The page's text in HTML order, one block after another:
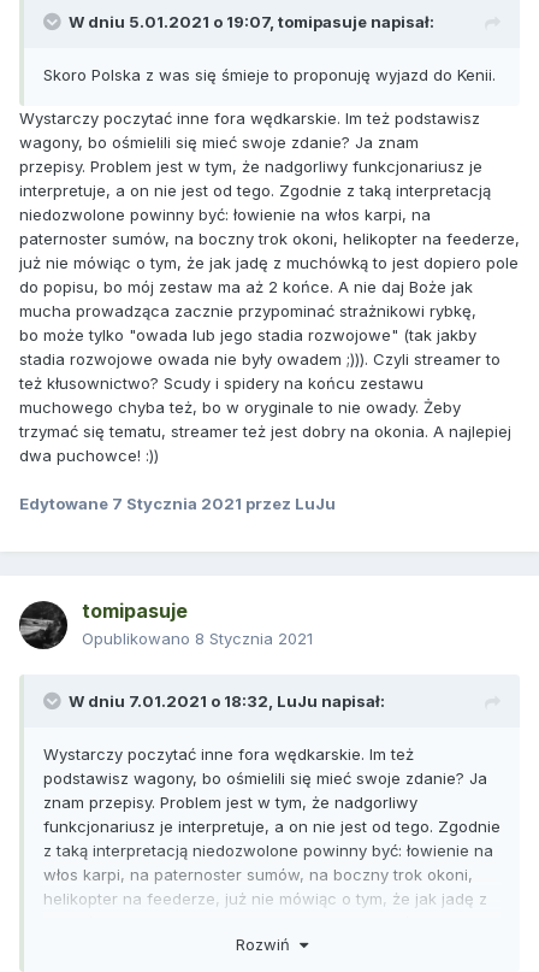
W dniu 5.01.2021 o 19:07, tomipasuje napisał:
Skoro Polska z was się śmieje to proponuję wyjazd do Kenii.
Wystarczy poczytać inne fora wędkarskie. Im też podstawisz
wagony, bo ośmielili się mieć swoje zdanie? Ja znam
przepisy. Problem jest w tym, że nadgorliwy funkcjonariusz je
interpretuje, a on nie jest od tego. Zgodnie z taką interpretacją
niedozwolone powinny być: łowienie na włos karpi, na
paternoster sumów, na boczny trok okoni, helikopter na feederze,
już nie mówiąc o tym, że jak jadę z muchówką to jest dopiero pole
do popisu, bo mój zestaw ma aż 2 końce. A nie daj Boże jak
mucha prowadząca zacznie przypominać strażnikowi rybkę,
bo może tylko "owada lub jego stadia rozwojowe" (tak jakby
stadia rozwojowe owada nie były owadem ;))). Czyli streamer to
też kłusownictwo? Scudy i spidery na końcu zestawu
muchowego chyba też, bo w oryginale to nie owady. Żeby
trzymać się tematu, streamer też jest dobry na okonia. A najlepiej
dwa puchowce! :))
Edytowane 7 Stycznia 2021 przez LuJu
tomipasuje
Opublikowano 8 Stycznia 2021
W dniu 7.01.2021 o 18:32, LuJu napisał:
Wystarczy poczytać inne fora wędkarskie. Im też
podstawisz wagony, bo ośmielili się mieć swoje zdanie? Ja
znam przepisy. Problem jest w tym, że nadgorliwy
funkcjonariusz je interpretuje, a on nie jest od tego. Zgodnie
z taką interpretacją niedozwolone powinny być: łowienie na
włos karpi, na paternoster sumów, na boczny trok okoni,
helikopter na feederze, już nie mówiąc o tym, że jak jadę z
ma aż 2 końce. A nie daj Boże jak mucha prowadząca
Rozwiń